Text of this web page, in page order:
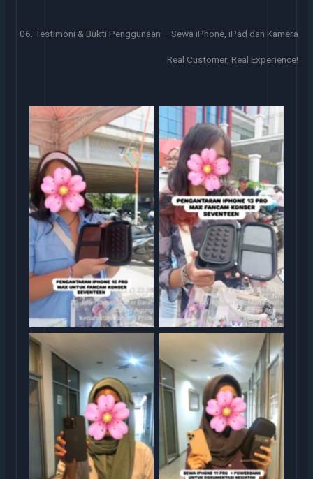
06. Testimoni & Bukti Penggunaan – Sewa iPhone, iPad dan Kamera
Real Customer, Real Experience!
Serah Terima Sewa iPhone
TransGO
Serah Terima Sewa iPhone
13 Pro Max Konser
Seventeen
Serag Terima Sewa iPhone
15 Pro Max TransGO
Serah Terima Sewa iPhone
11 Pro TransGO